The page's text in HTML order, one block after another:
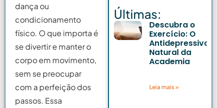
dança ou
condicionamento
físico. O que importa é
se divertir e manter o
corpo em movimento,
sem se preocupar
com a perfeição dos
passos. Essa
Últimas:
Descubra o
Exercício: O
Antidepressivo
Natural da
Academia
Leia mais »